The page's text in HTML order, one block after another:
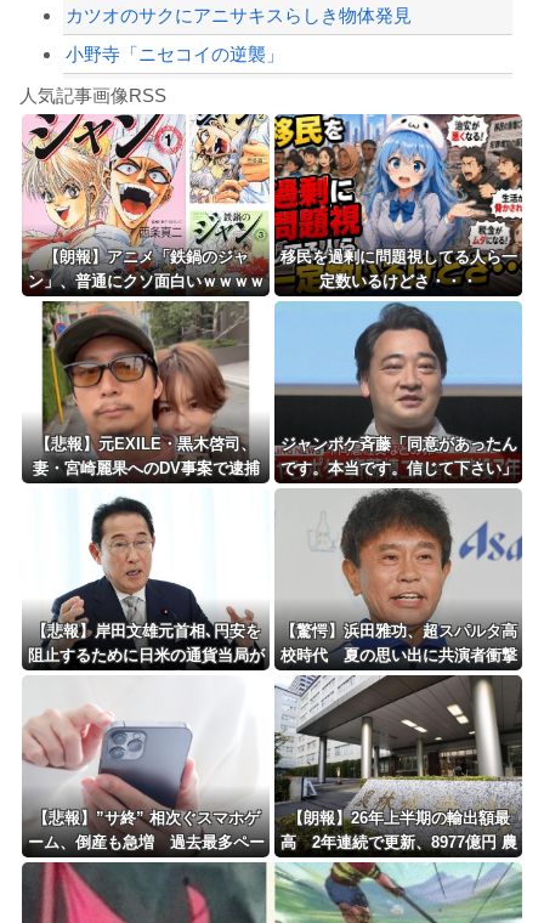
Powered by livedoor 相互RSS
カツオのサクにアニサキスらしき物体発見
小野寺「ニセコイの逆襲」
【言うて人手不足だし？】未経験から「エンジニア」になるという選択‥‥
8/4のニュース
日本旅行キャンセルすべきか…1万年ぶり史上最大級の火山の兆し＝韓国の反応
更新中止のお知らせ
海外「おめでとうタキ！」リヴァプール南野がバースデーゴール！！
Powered by livedoor 相互RSS
人気記事画像RSS
【朗報】アニメ「鉄鍋のジャ
ン」、普通にクソ面白いｗｗｗｗ
ｗｗｗｗｗｗｗ
移民を過剰に問題視してる人ら一
定数いるけどさ・・・
【悲報】元EXILE・黒木啓司、
妻・宮崎麗果へのDV事案で逮捕
されていた！宮崎は全身打撲、頭
部裂傷及び打撲、頸部損傷・・・
ジャンポケ斉藤「同意があったん
です。本当です。信じて下さい」
←何でこの主張が通らないの？
【悲報】岸田文雄元首相､円安を
阻止するために日米の通貨当局が
実施した為替介入は｢一時しのぎ
に過ぎない｣との認識を示す
【驚愕】浜田雅功、超スパルタ高
校時代 夏の思い出に共演者衝撃
「ええ？」「それはかわいそう」
【悲報】”サ終” 相次ぐスマホゲ
ーム、倒産も急増 過去最多ペー
スで推移 「当たれば一攫千金」
過去の時代に
【朗報】26年上半期の輸出額最
高 2年連続で更新、8977億円 農
水省「インバウンドの増加に伴
い、日本食の認知度が向上」